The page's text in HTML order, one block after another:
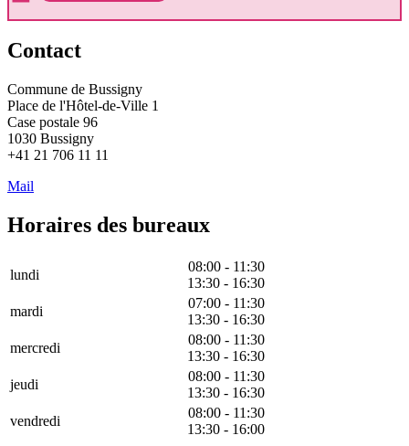
Contact
Commune de Bussigny
Place de l'Hôtel-de-Ville 1
Case postale 96
1030 Bussigny
+41 21 706 11 11
Mail
Horaires des bureaux
lundi
08:00 - 11:30
13:30 - 16:30
mardi
07:00 - 11:30
13:30 - 16:30
mercredi
08:00 - 11:30
13:30 - 16:30
jeudi
08:00 - 11:30
13:30 - 16:30
vendredi
08:00 - 11:30
13:30 - 16:00